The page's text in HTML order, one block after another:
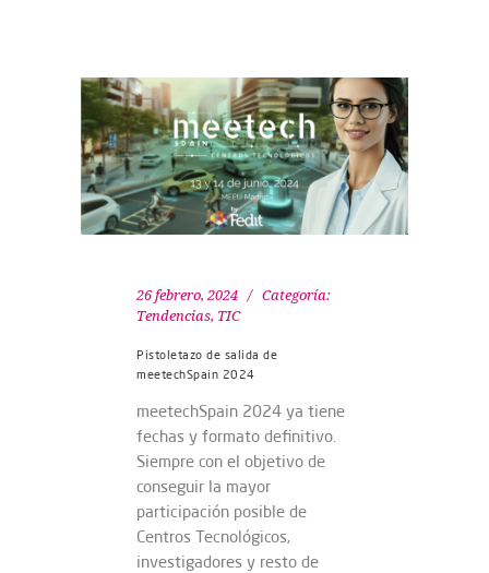
26 febrero, 2024
Categoría:
Tendencias, TIC
Pistoletazo de salida de
meetechSpain 2024
meetechSpain 2024 ya tiene
fechas y formato definitivo.
Siempre con el objetivo de
conseguir la mayor
participación posible de
Centros Tecnológicos,
investigadores y resto de